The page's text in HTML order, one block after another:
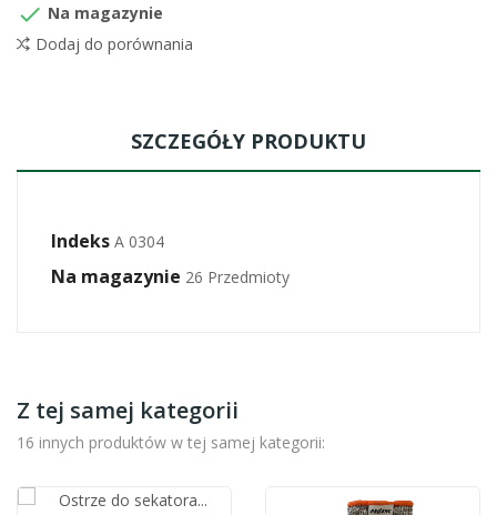
 Na magazynie
Dodaj do porównania
SZCZEGÓŁY PRODUKTU
Indeks A 0304
Na magazynie 26 Przedmioty
Z tej samej kategorii
16 innych produktów w tej samej kategorii: